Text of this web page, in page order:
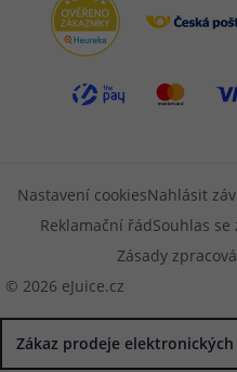
© 2026 eJuice.cz
Nastavení cookiesNahlásit
Reklamační řádSouhlas
Zásady
Zákaz prodeje